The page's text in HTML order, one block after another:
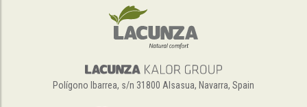
Polígono Ibarrea, s/n 31800 Alsasua, Navarra, Spain